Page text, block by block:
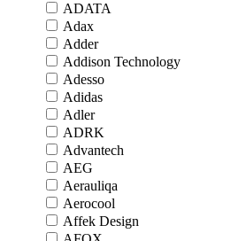
ADATA
Adax
Adder
Addison Technology
Adesso
Adidas
Adler
ADRK
Advantech
AEG
Aerauliqa
Aerocool
Affek Design